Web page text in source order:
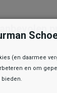
(en daarmee
en om
bieden.